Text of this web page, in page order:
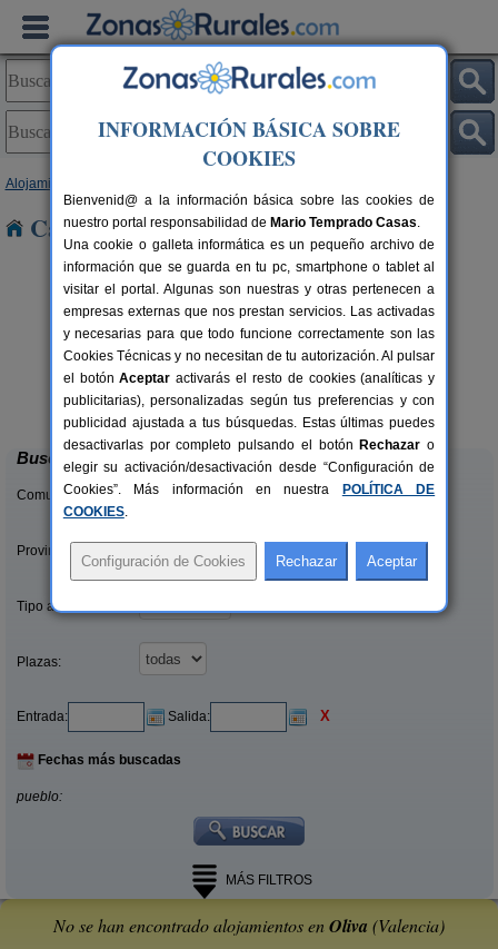
Alojamientos
Casas Rurales cerca de Oliva
4 pers.
desde40 €
Cabaña del Lago
Anna (Valencia)
Buscar
Comunidades:
Provincias/Islas:
Tipo alquiler:
Plazas:
Entrada: Salida: X
Fechas más buscadas
pueblo:
MÁS FILTROS
No se han encontrado alojamientos enOliva (Valencia)
INFORMACIÓN BÁSICA SOBRE
COOKIES
Bienvenid@ a la información básica sobre las cookies de
nuestro portal responsabilidad de Mario Temprado Casas.
Una cookie o galleta informática es un pequeño archivo de
información que se guarda en tu pc, smartphone o tablet al
visitar el portal. Algunas son nuestras y otras pertenecen a
empresas externas que nos prestan servicios. Las activadas
y necesarias para que todo funcione correctamente son las
Cookies Técnicas y no necesitan de tu autorización. Al pulsar
el botónAceptar activarás el resto de cookies (analíticas y
publicitarias), personalizadas según tus preferencias y con
publicidad ajustada a tus búsquedas. Estas últimas puedes
desactivarlas por completo pulsando el botón Rechazar o
elegir su activación/desactivación desde “Configuración de
Cookies”. Más información en nuestra
POLÍTICA DE
COOKIES.